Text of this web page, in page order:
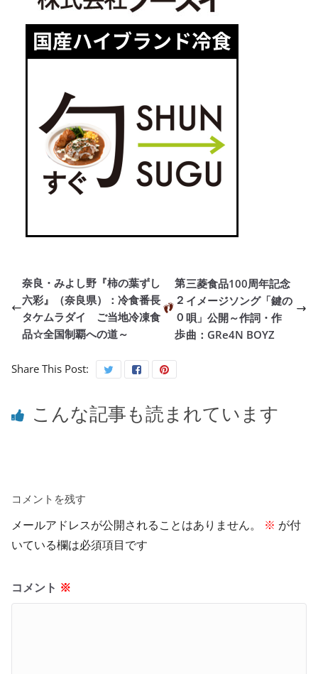
奈良・みよし野『柿の葉ずし
六彩』（奈良県）：冷食番長
タケムラダイ ご当地冷凍食
品☆全国制覇への道～
第
２
０
歩
三菱食品100周年記念
イメージソング「鍵の
唄」公開～作詞・作
曲：GRe4N BOYZ
Share This Post:
こんな記事も読まれています
コメントを残す
メールアドレスが公開されることはありません。 ※ が付
いている欄は必須項目です
コメント ※